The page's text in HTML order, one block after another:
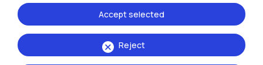
Politecnico di Milano, Piazza Leonardo da Vinci 32, 20133 Milano | P.IVA
Reject
Accept selected